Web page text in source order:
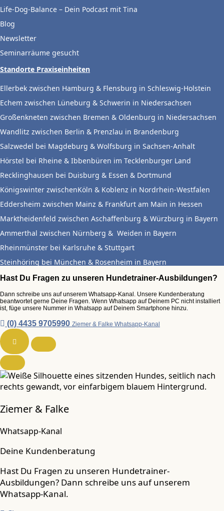
Life-Dog-Balance – Dein Podcast mit Tina
Blog
Newsletter
Seminarräume gesucht
Standorte Praxiseinheiten
Ellerbek zwischen Hamburg & Flensburg in Schleswig-Holstein
Echem zwischen Lüneburg & Schwerin in Niedersachsen
Großenkneten zwischen Bremen & Oldenburg in Niedersachsen
Wandlitz zwischen Berlin & Prenzlau in Brandenburg
Salzwedel bei Magdeburg & Wolfsburg in Sachsen-Anhalt
Hörstel bei Rheine & Ibbenbüren im Tecklenburger Land
Recklinghausen bei Duisburg & Essen & Dortmund
Königswinter zwischenKöln & Koblenz in Nordrhein-Westfalen
Eddersheim zwischen Mainz & Frankfurt am Main in Hessen
Marktheidenfeld zwischen Aschaffenburg & Würzburg in Bayern
Ammerthal zwischen Nürnberg & Weiden in Bayern
Rheinmünster bei Karlsruhe & Stuttgart
Steinhöring bei München & Rosenheim in Bayern
Hast Du Fragen zu unseren Hundetrainer-Ausbildungen?
Dann schreibe uns auf unserem Whatsapp-Kanal. Unsere Kundenberatung
beantwortet gerne Deine Fragen. Wenn Whatsapp auf Deinem PC nicht installiert
ist, füge unsere Nummer in Whatsapp auf Deinem Smartphone hinzu.
(0) 4435 9705990 Ziemer & Falke Whatsapp-Kanal
Ziemer & Falke
Whatsapp-Kanal
Deine Kundenberatung
Hast Du Fragen zu unseren Hundetrainer-
Ausbildungen? Dann schreibe uns auf unserem
Whatsapp-Kanal.